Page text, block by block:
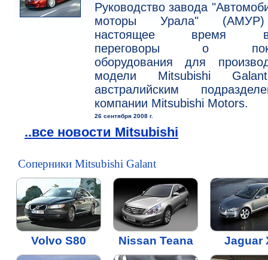
Руководство завода
моторы Урала"
настоящее время
переговоры о
оборудования для
модели Mitsubishi
австралийским
компании Mitsubishi Motors.
26 сентября 2008 г.
..все новости Mitsubishi
Соперники Mitsubishi Galant
Volvo S80 Nissan Teana Jaguar